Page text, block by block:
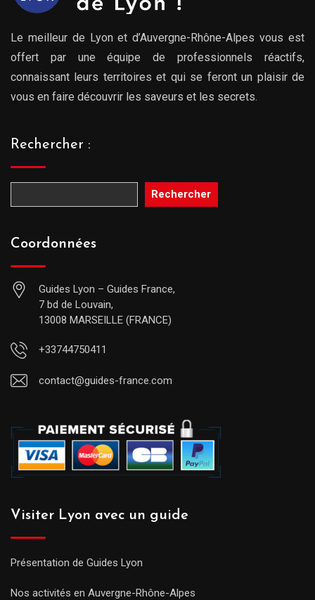
Le meilleur de Lyon et d’Auvergne-Rhône-Alpes vous est
offert par une équipe de professionnels réactifs,
connaissant leurs territoires et qui se feront un plaisir de
vous en faire découvrir les saveurs et les secrets.
Rechercher :
Rechercher
Coordonnées
Guides Lyon – Guides France,
7 bd de Louvain,
13008 MARSEILLE (FRANCE)
+33744750411
contact@guides-france.com
Visiter Lyon avec un guide
Présentation de Guides Lyon
Nos activités en Auvergne-Rhône-Alpes